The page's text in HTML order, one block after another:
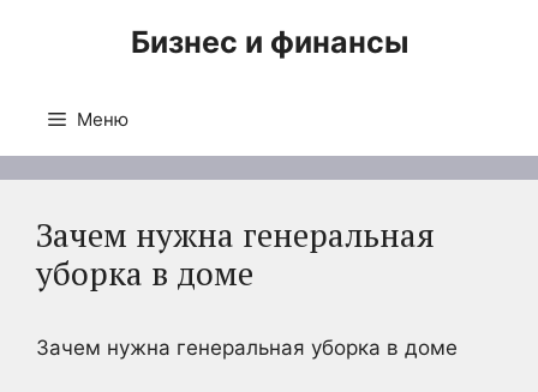
Бизнес и финансы
Меню
Зачем нужна генеральная
уборка в доме
Зачем нужна генеральная уборка в доме